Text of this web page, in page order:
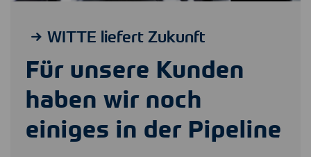
WITTE liefert Zukunft
Für unsere Kunden
haben wir noch
einiges in der Pipeline